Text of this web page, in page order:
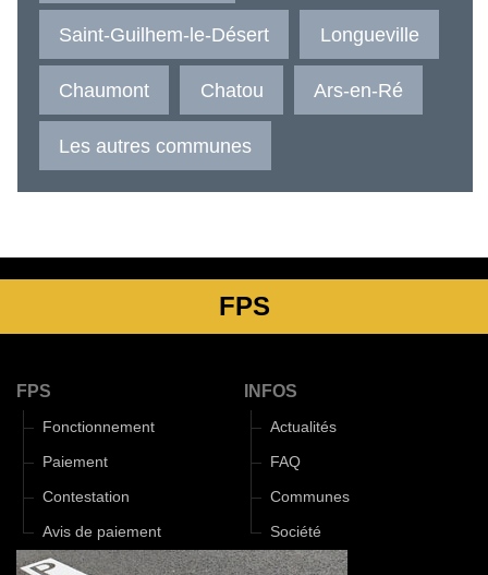
Saint-Guilhem-le-Désert Longueville
Chaumont Chatou Ars-en-Ré
Les autres communes
FPS
FPS
Fonctionnement
Paiement
Contestation
Avis de paiement
INFOS
Actualités
FAQ
Communes
Société